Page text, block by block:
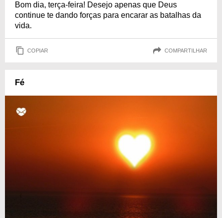
Bom dia, terça-feira! Desejo apenas que Deus
continue te dando forças para encarar as batalhas da
vida.
COPIAR COMPARTILHAR
Fé